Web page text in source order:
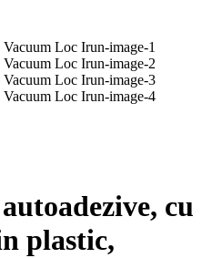
cu
plastic,